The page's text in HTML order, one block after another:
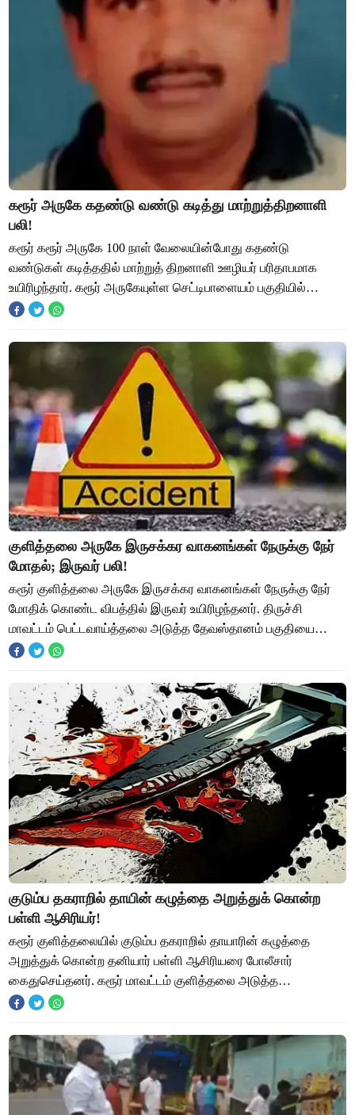
கரூர் அருகே கதண்டு வண்டு கடித்து மாற்றுத்திறனாளி
பலி!
கரூர் கரூர் அருகே 100 நாள் வேலையின்போது கதண்டு
வண்டுகள் கடித்ததில் மாற்றுத் திறனாளி ஊழியர் பரிதாபமாக
உயிரிழந்தார். கரூர் அருகேயுள்ள செட்டிபாளையம் பகுதியில்
அமராவதி தடுப்பணை அமைந்துள்ளது. இங்கு, செட்ட
குளித்தலை அருகே இருசக்கர வாகனங்கள் நேருக்கு நேர்
மோதல்; இருவர் பலி!
கரூர் குளித்தலை அருகே இருசக்கர வாகனங்கள் நேருக்கு நேர்
மோதிக் கொண்ட விபத்தில் இருவர் உயிரிழந்தனர். திருச்சி
மாவட்டம் பெட்டவாய்த்தலை அடுத்த தேவஸ்தானம் பகுதியை
சேர்ந்தவர் மோகன். இவர் நேற்று தனது மனைவிய
குடும்ப தகராறில் தாயின் கழுத்தை அறுத்துக் கொன்ற
பள்ளி ஆசிரியர்!
கரூர் குளித்தலையில் குடும்ப தகராறில் தாயாரின் கழுத்தை
அறுத்துக் கொன்ற தனியார் பள்ளி ஆசிரியரை போலீசார்
கைதுசெய்தனர். கரூர் மாவட்டம் குளித்தலை அடுத்த
கணக்கப்பிள்ளையூர் கிராமத்தை சேர்ந்தவர் மருதை. விவசா